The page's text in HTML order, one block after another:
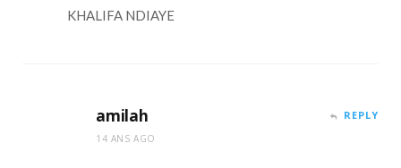
KHALIFA NDIAYE
amilah
14 ANS AGO
REPLY